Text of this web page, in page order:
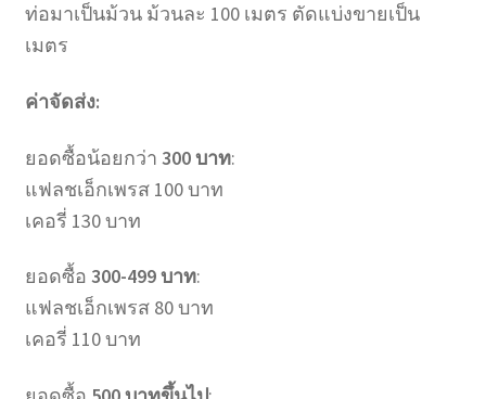
ท่อมาเป็นม้วน ม้วนละ 100 เมตร ตัดแบ่งขายเป็น
เมตร
ค่าจัดส่ง:
ยอดซื้อน้อยกว่า 300 บาท:
แฟลชเอ็กเพรส 100 บาท
เคอรี่ 130 บาท
ยอดซื้อ 300-499 บาท:
แฟลชเอ็กเพรส 80 บาท
เคอรี่ 110 บาท